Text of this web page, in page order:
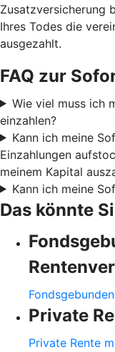
Zusatzversicherung
Ihres Todes die
ausgezahlt.
FAQ zur
Wie viel muss ich
einzahlen?
Kann ich meine
Einzahlungen
meinem Kapital
Kann ich meine
Das könnte
Private
Private Rente